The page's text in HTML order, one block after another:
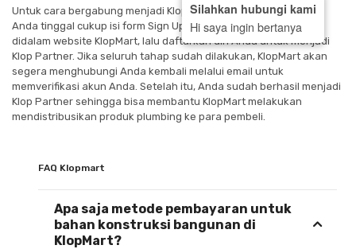
Untuk cara bergabung menjadi Klop Partner sangatlah mudah.
Anda tinggal cukup isi form Sign Up As Supplier yang tersedia
didalam website KlopMart, lalu daftarkan diri Anda untuk menjadi
Klop Partner. Jika seluruh tahap sudah dilakukan, KlopMart akan
segera menghubungi Anda kembali melalui email untuk
memverifikasi akun Anda. Setelah itu, Anda sudah berhasil menjadi
Klop Partner sehingga bisa membantu KlopMart melakukan
mendistribusikan produk plumbing ke para pembeli.
FAQ Klopmart
Apa saja metode pembayaran untuk
bahan konstruksi bangunan di
KlopMart?
Silahkan hubungi kami
Hi saya ingin bertanya